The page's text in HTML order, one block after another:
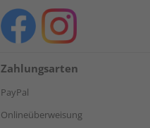
Zahlungsarten
PayPal
Onlineüberweisung